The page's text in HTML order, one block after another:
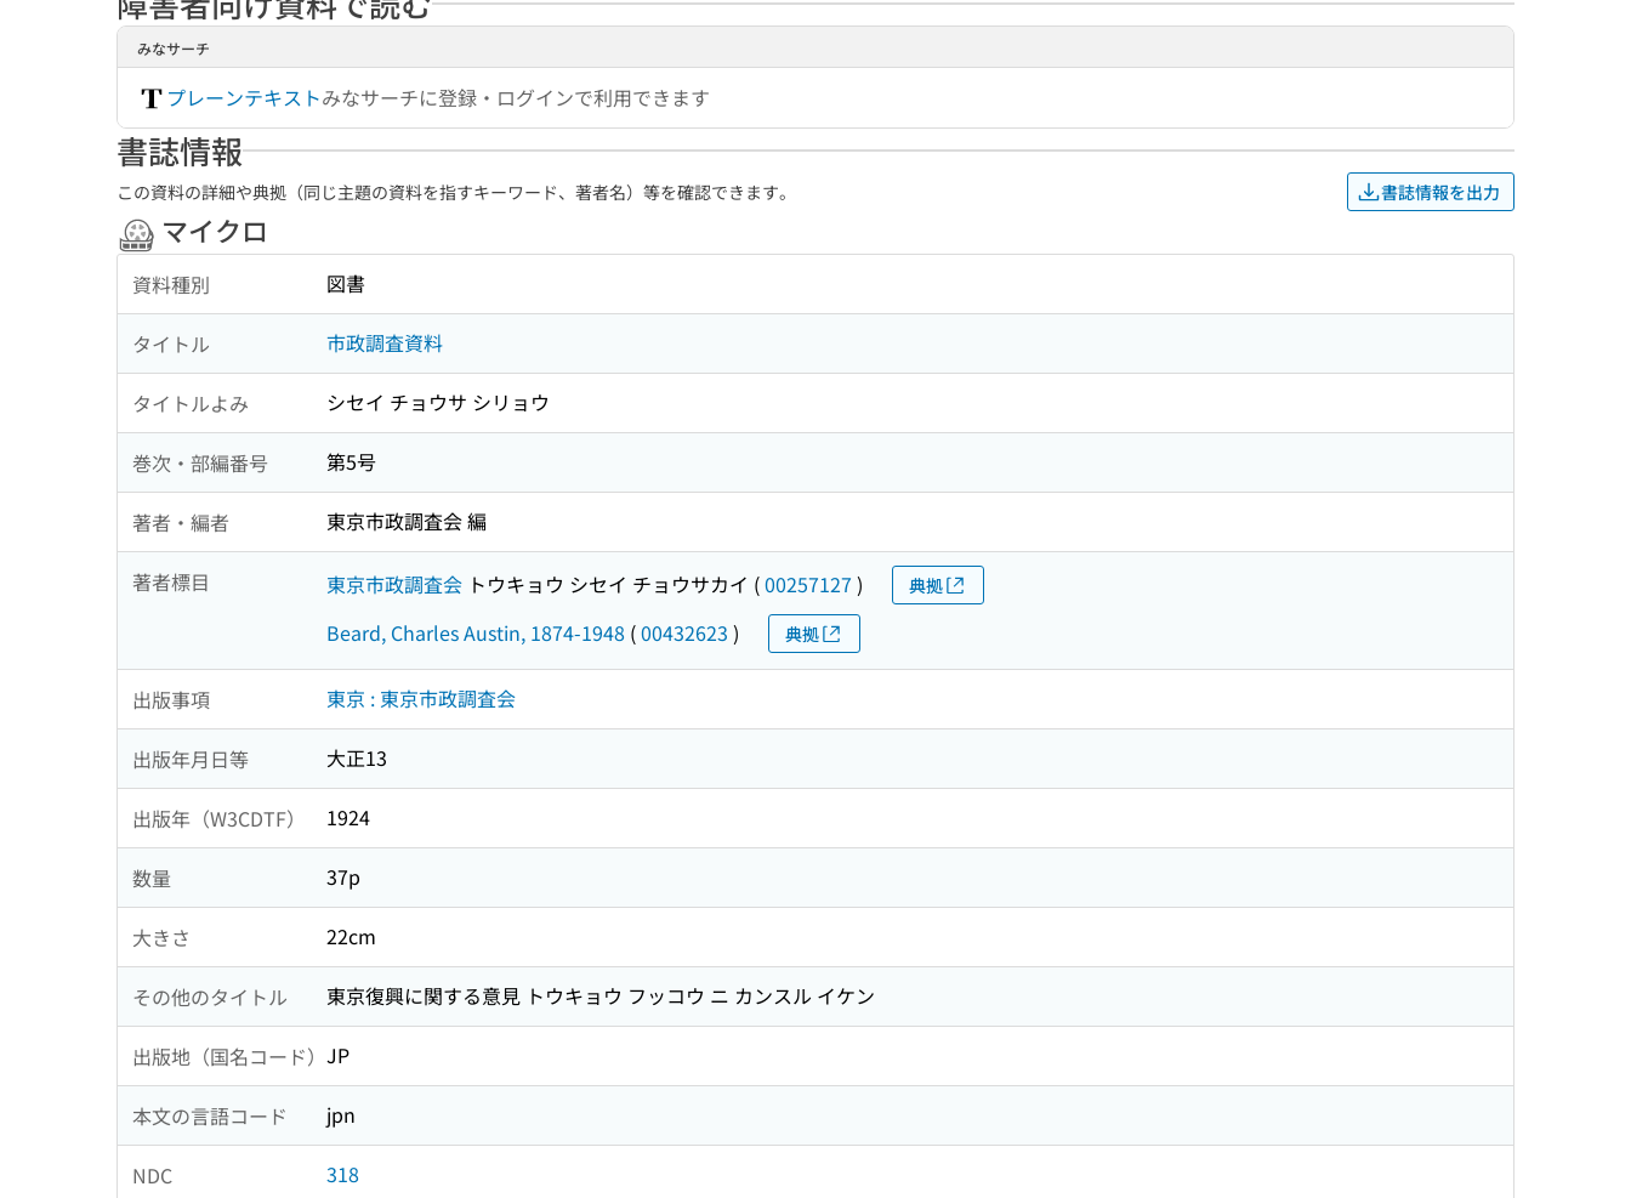
みなサーチ
プレーンテキストみなサーチに登録・ログインで利用できます
書誌情報
この資料の詳細や典拠（同じ主題の資料を指すキーワード、著者名）等を確認できます。 書誌情報を出力
マイクロ
資料種別 図書
タイトル 市政調査資料
タイトルよみ シセイ チョウサ シリョウ
巻次・部編番号 第5号
著者・編者 東京市政調査会 編
著者標目 東京市政調査会 トウキョウ シセイ チョウサカイ (00257127 ) 典拠
Beard, Charles Austin, 1874-1948 (00432623 ) 典拠
出版事項 東京 : 東京市政調査会
出版年月日等 大正13
出版年（W3CDTF） 1924
数量 37p
大きさ 22cm
その他のタイトル 東京復興に関する意見 トウキョウ フッコウ ニ カンスル イケン
出版地（国名コード） JP
本文の言語コード jpn
NDC 318